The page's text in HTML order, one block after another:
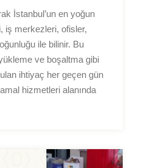
İstanbul’un en yoğun
iş merkezleri, ofisler,
ile bilinir. Bu
ve boşaltma gibi
ihtiyaç her geçen gün
hizmetleri alanında